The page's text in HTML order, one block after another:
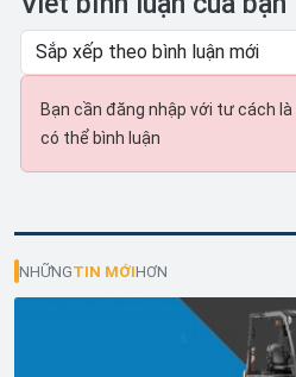
Bạn cần đăng nhập với tư cách là
có thể bình luận
NHỮNGTIN MỚIHƠN